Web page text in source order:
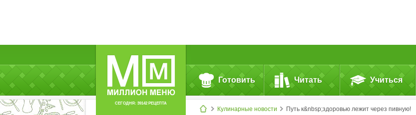
СЕГОДНЯ: 39142 РЕЦЕПТА
Готовить Читать Учиться
Кулинарные новости Путь к&nbsp;здоровью лежит через пивную!